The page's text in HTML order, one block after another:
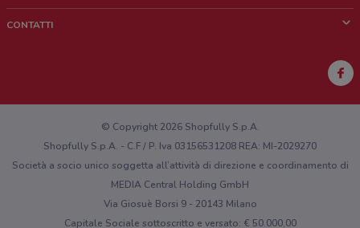
Lavora con noi
Richieste commerciali e marketing
CONTATTI
Hai un malfunzionamento sul web o sull'app?
© Copyright 2026 Shopfully S.p.A.
Shopfully S.p.A. - C.F / P. Iva 03156531208 REA: MI-2029270
Società a socio unico soggetta all’attività di direzione e coordinamento di
MEDIA Central Holding GmbH
Via Giosuè Borsi 9 - 20143 Milano
Capitale Sociale sottoscritto e versato: € 50.000,00